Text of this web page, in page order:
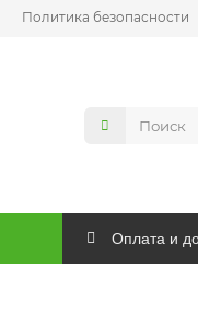
Политика безопасности
Оплата и